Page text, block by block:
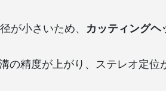
が小さいため、
カッティングヘ
の精度が上がり、ステレオ定位